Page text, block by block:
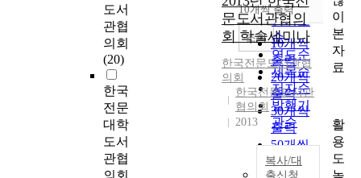
도서
관협
의회
(20)
한국
전문
대학
도서
관협
순
인기도
순
연도순
제목순
저자순
발행기
관순
내림차순
10개씩 출력
10개씩
출력
20개씩
출력
30개씩
출력
50개씩
출력
조회
문도서관협의
회 학술세미나
한국전문도서관협
의회
한국전문도서관
협의회
2013
복사/대
출신청
이
본
자
료
활
용
도
높